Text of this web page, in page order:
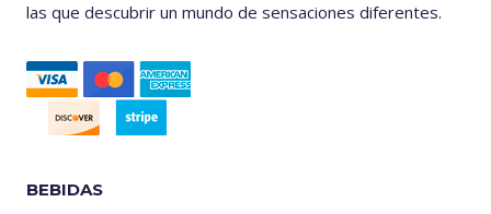
las que descubrir un mundo de sensaciones diferentes.
BEBIDAS